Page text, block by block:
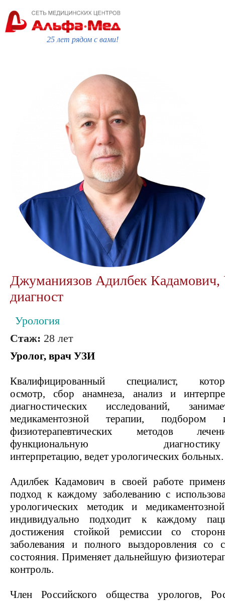
25 лет рядом с вами!
Джуманиязов Адилбек
диагност
Урология
Стаж: 28 лет
Уролог, врач УЗИ
Квалифицированный специалист,
осмотр, сбор анамнеза, анализ и
диагностических исследований,
медикаментозной терапии, подбором
физиотерапевтических методов
функциональную
интерпретацию, ведет урологических больных.
Адилбек Кадамович в своей работе
подход к каждому заболеванию с
урологических методик и
индивидуально подходит к каждому
достижения стойкой ремиссии со
заболевания и полного выздоровления со
состояния. Применяет дальнейшую
контроль.
Член Российского общества урологов,